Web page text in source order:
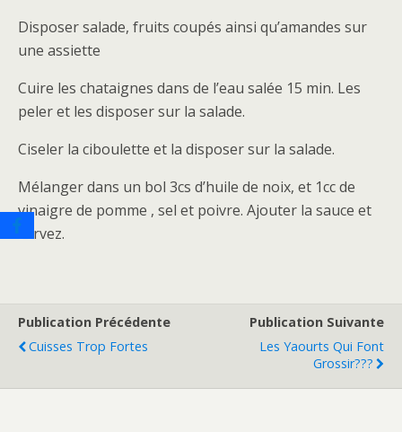
Disposer salade, fruits coupés ainsi qu’amandes sur
une assiette
Cuire les chataignes dans de l’eau salée 15 min. Les
peler et les disposer sur la salade.
Ciseler la ciboulette et la disposer sur la salade.
Mélanger dans un bol 3cs d’huile de noix, et 1cc de
vinaigre de pomme , sel et poivre. Ajouter la sauce et
servez.
Publication Précédente
Cuisses Trop Fortes
Publication Suivante
Les Yaourts Qui Font
Grossir???